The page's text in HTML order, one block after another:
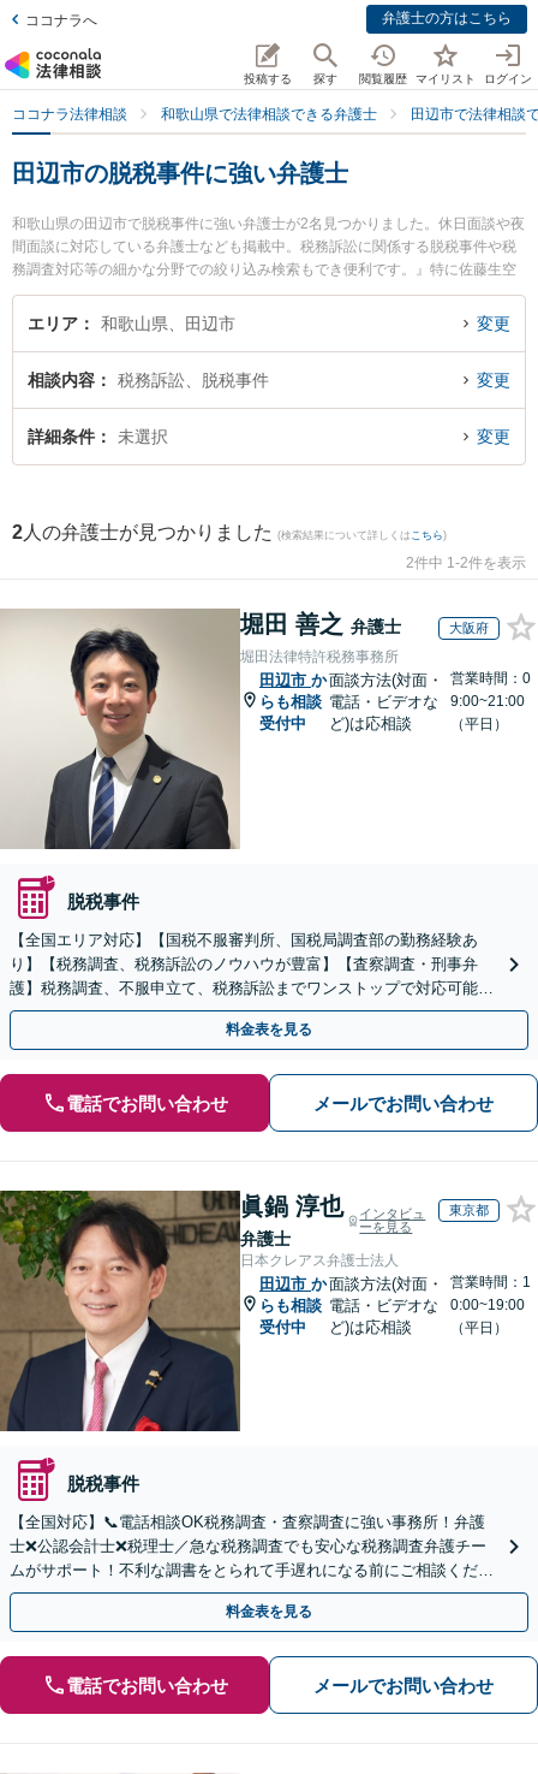
ココナラへ 弁護士の方はこちら
投稿する 探す 閲覧履歴 マイリスト ログイン
ココナラ法律相談 和歌山県で法律相談できる弁護士 田辺市で法律相談
田辺市の脱税事件に強い弁護士
和歌山県の田辺市で脱税事件に強い弁護士が2名見つかりました。休日面談や夜
間面談に対応している弁護士なども掲載中。税務訴訟に関係する脱税事件や税
務調査対応等の細かな分野での絞り込み検索もでき便利です。』特に佐藤生空
法律事務所の佐藤 生空弁護士やあおい法律事務所の岡田 政和弁護士のプロフィ
ール情報や弁護士費用、強みなどが注目されています。『田辺市で土日や夜間
事件を法律相談できる田辺市内の弁護士に相談予約したい』などでお困りの相
談者さんにおすすめです。
エリア 和歌山県、田辺市 変更
相談内容 税務訴訟、脱税事件 変更
詳細条件 未選択 変更
2 人の弁護士が見つかりました (検索結果について詳しくは こちら)
2件中 1-2件を表示
堀田 善之 弁護士 大阪府
堀田法律特許税務事務所
田辺市 か
らも相談
受付中
面談方法(対面・
電話・ビデオな
ど)は応相談
営業時間：0
9:00~21:00
（平日）
脱税事件
【全国エリア対応】【国税不服審判所、国税局調査部の勤務経験あ
り】【税務調査、税務訴訟のノウハウが豊富】【査察調査・刑事弁
護】税務調査、不服申立て、税務訴訟までワンストップで対応可能！
事業承継にも対応【休日・夜間相談可】
料金表を見る
電話でお問い合わせ メールでお問い合わせ
眞鍋 淳也
弁護士
インタビュ
ーを見る
東京都
日本クレアス弁護士法人
田辺市 か
らも相談
受付中
面談方法(対面・
電話・ビデオな
ど)は応相談
営業時間：1
0:00~19:00
（平日）
脱税事件
【全国対応】📞電話相談OK税務調査・査察調査に強い事務所！弁護
士❌公認会計士❌税理士／急な税務調査でも安心な税務調査弁護チー
ムがサポート！不利な調書をとられて手遅れになる前にご相談くださ
い。
料金表を見る
電話でお問い合わせ メールでお問い合わせ